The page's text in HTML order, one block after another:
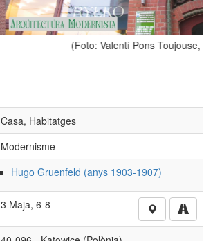
(Foto: Valentí Pons Toujouse, 2009)
Casa, Habitatges
Modernisme
Hugo Gruenfeld (anys 1903-1907)
3 Maja, 6-8